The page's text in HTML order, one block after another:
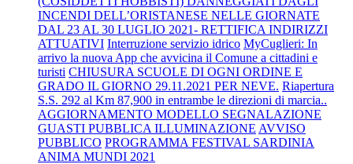
INCENDI DELL’ORISTANESE NELLE GIORNATE
DAL 23 AL 30 LUGLIO 2021- RETTIFICA INDIRIZZI
ATTUATIVI Interruzione servizio idrico MyCuglieri: In
arrivo la nuova App che avvicina il Comune a cittadini e
turisti CHIUSURA SCUOLE DI OGNI ORDINE E
GRADO IL GIORNO 29.11.2021 PER NEVE. Riapertura
S.S. 292 al Km 87,900 in entrambe le direzioni di marcia..
AGGIORNAMENTO MODELLO SEGNALAZIONE
GUASTI PUBBLICA ILLUMINAZIONE AVVISO
PUBBLICO PROGRAMMA FESTIVAL SARDINIA
ANIMA MUNDI 2021